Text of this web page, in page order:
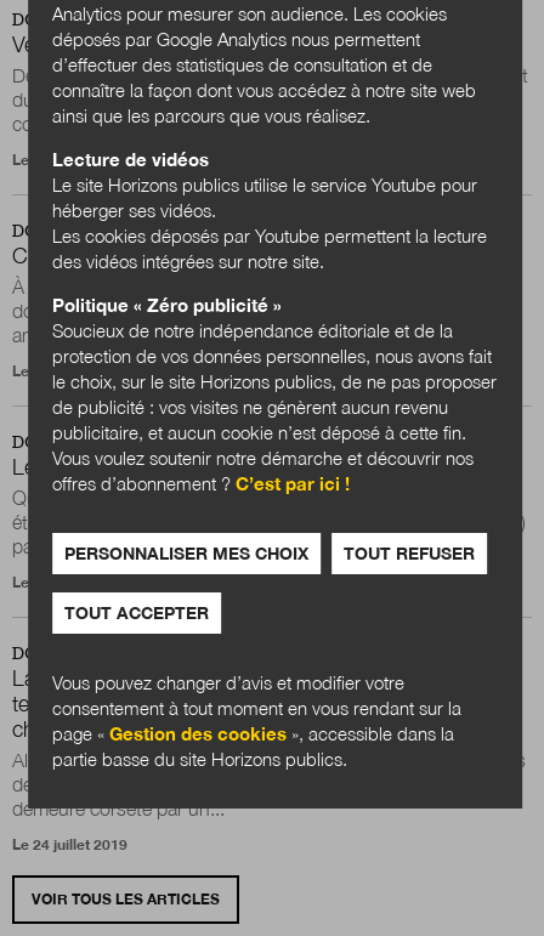
DOSSIER
Vers une nouvelle génération de projets de territoire
Depuis la relance de l’intercommunalité par la loi Chevènement
du 12 juillet 1999, l’élaboration d’un projet de territoires
constitue un exercice...
Le 6 mai 2026
DOSSIER
Crise du logement, crise de l’aménagement ?
À l’heure des urgences écologiques, la préservation des sols
doit devenir une priorité. Il faut basculer d’une pensée
aménagiste vers une pratique...
Le 21 décembre 2024
DOSSIER
Le développement économique à l’heure du ZAN
Quel regard peut-on porter sur l’action économique des
établissements publics de coopération intercommunale (EPCI)
par rapport à l’objectif de...
Le 6 novembre 2022
DOSSIER
La décentralisation à l’épreuve des intérêts catégoriels
territoriaux : faut-il que tout change pour que rien ne
change ?
Alors que la société française a profondément évolué au cours
de ces dernières années, le processus de décentralisation
demeure corseté par un...
Le 24 juillet 2019
VOIR TOUS LES ARTICLES
Analytics pour mesurer son audience. Les cookies
déposés par Google Analytics nous permettent
d’effectuer des statistiques de consultation et de
connaître la façon dont vous accédez à notre site web
ainsi que les parcours que vous réalisez.
Lecture de vidéos
Le site Horizons publics utilise le service Youtube pour
héberger ses vidéos.
Les cookies déposés par Youtube permettent la lecture
des vidéos intégrées sur notre site.
Politique « Zéro publicité »
Soucieux de notre indépendance éditoriale et de la
protection de vos données personnelles, nous avons fait
le choix, sur le site Horizons publics, de ne pas proposer
de publicité : vos visites ne génèrent aucun revenu
publicitaire, et aucun cookie n’est déposé à cette fin.
Vous voulez soutenir notre démarche et découvrir nos
offres d’abonnement ? C’est par ici !
PERSONNALISER MES CHOIX TOUT REFUSER
TOUT ACCEPTER
Vous pouvez changer d’avis et modifier votre
consentement à tout moment en vous rendant sur la
page « Gestion des cookies», accessible dans la
partie basse du site Horizons publics.